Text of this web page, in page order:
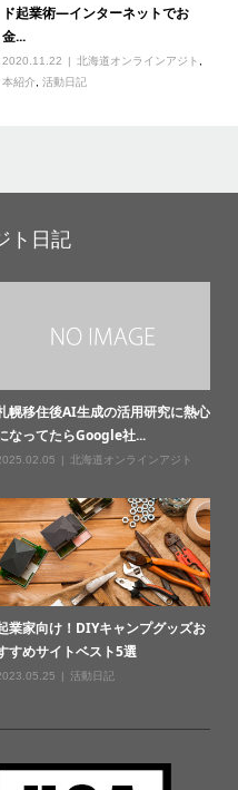
ド起業術―インターネットでお
金...
2020.11.22 北海道オンラインアジト
本紹介
,活動日記
ト日記
幌移住後AI生成の活用研究に熱心
なってたらGoogle社...
北海道オンラインアジト
業家向け！DIYキャンプグッズお
すめサイトベスト5選
活動日記